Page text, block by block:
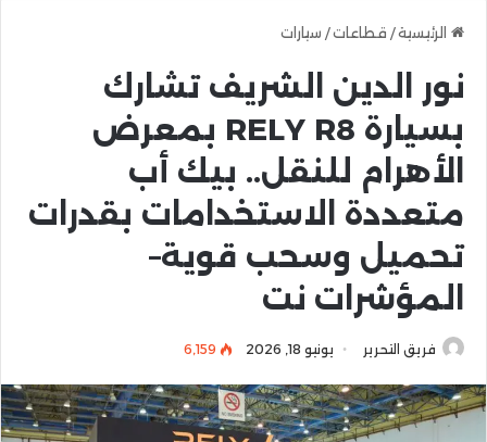
الرئيسية/ قطاعات/ سيارات
نور الدين الشريف تشارك
بسيارة RELY R8 بمعرض
الأهرام للنقل.. بيك أب
متعددة الاستخدامات بقدرات
تحميل وسحب قوية–
المؤشرات نت
فريق التحرير يونيو 18, 2026 6٬159